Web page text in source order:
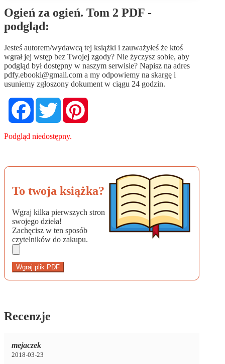
Ogień za ogień. Tom 2 PDF -
podgląd:
Jesteś autorem/wydawcą tej książki i zauważyłeś że ktoś
wgrał jej wstęp bez Twojej zgody? Nie życzysz sobie, aby
podgląd był dostępny w naszym serwisie? Napisz na adres
pdfy.ebooki@gmail.com a my odpowiemy na skargę i
usuniemy zgłoszony dokument w ciągu 24 godzin.
FacebookTwitter
Podgląd niedostępny.
To twoja książka?
Wgraj kilka pierwszych stron
swojego dzieła!
Zachęcisz w ten sposób
czytelników do zakupu.
Wgraj plik PDF
Recenzje
mejaczek
2018-03-23